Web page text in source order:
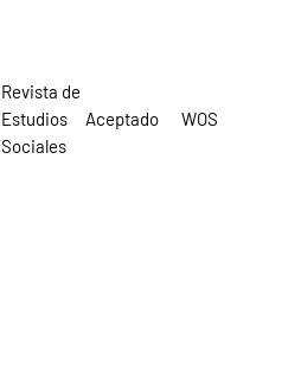
Revista de
Estudios
Sociales
Aceptado WOS